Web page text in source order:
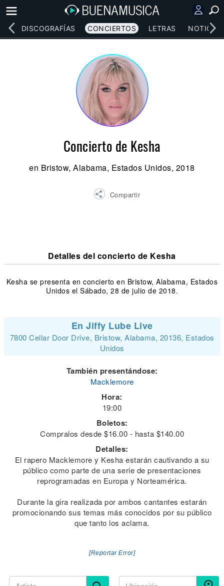
DISCOGRAFÍAS CONCIERTOS LETRAS NOTICIAS
Concierto de Kesha
en Bristow, Alabama, Estados Unidos, 2018
Compartir
Detalles del concierto de Kesha
Kesha se presenta en concierto en Bristow, Alabama, Estados
Unidos el Sábado, 28 de julio de 2018.
En Jiffy Lube Live
7800 Cellar Door Drive, Bristow, Alabama, 20136, Estados
Unidos
También presentándose:
Macklemore
Hora:
19:00
Boletos:
Compralos desde $16.00 - hasta $140.00
Detalles:
El rapero Macklemore y Kesha estarán cautivando a su
público como parte de una serie de presentaciones
reprogramadas en Europa y Norteamérica.
Durante la gira realizada por ambos cantantes estarán
promocionando sus temas más conocidos por su público
que tanto los aclama.
[Reportar Error]